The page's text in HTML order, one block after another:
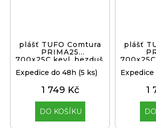
plášť TUFO Comtura
PRIMA25
700x25C,kevl.,bezduš.,b
Expedice do 48h (5 ks)
1 749 Kč
DO KOŠÍKU
plášť
Expedice
1